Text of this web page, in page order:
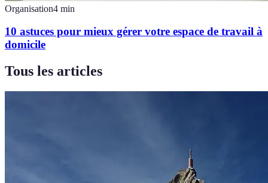
Organisation4 min
10 astuces pour mieux gérer votre espace de travail à
domicile
Tous les articles